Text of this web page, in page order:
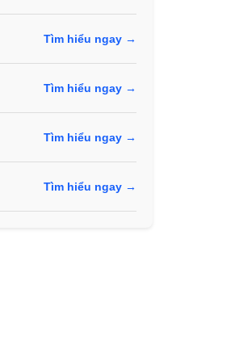
Tìm hiểu ngay →
Tìm hiểu ngay →
Tìm hiểu ngay →
Tìm hiểu ngay →